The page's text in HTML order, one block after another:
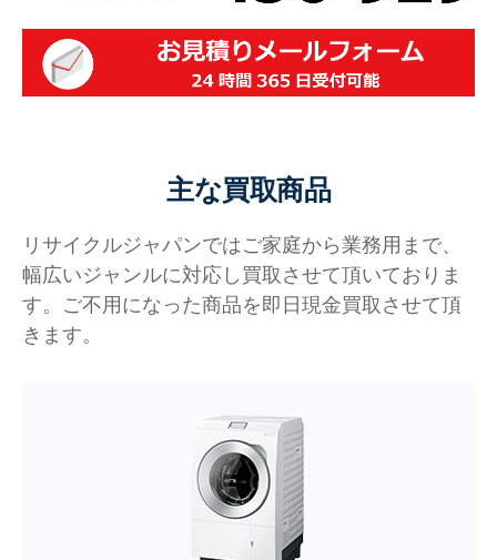
主な買取商品
リサイクルジャパンではご家庭から業務用まで、
幅広いジャンルに対応し買取させて頂いておりま
す。ご不用になった商品を即日現金買取させて頂
きます。